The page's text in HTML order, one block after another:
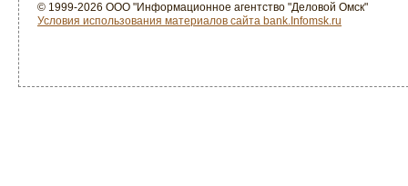
© 1999-2026 ООО "Информационное агентство "Деловой Омск"
Условия использования материалов сайта bank.Infomsk.ru